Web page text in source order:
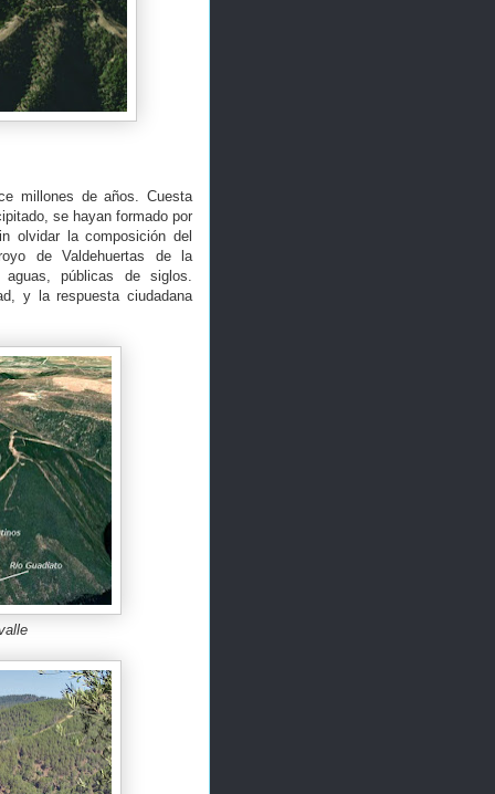
millones de años. Cuesta
se hayan formado por
olvidar la composición del
de Valdehuertas de la
públicas de siglos.
y la respuesta ciudadana